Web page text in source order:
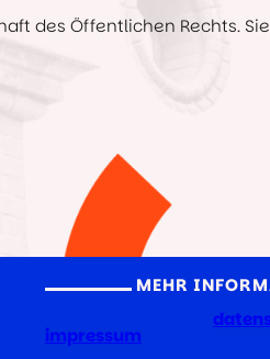
des Öffentlichen Rechts.
MEHR
impressum